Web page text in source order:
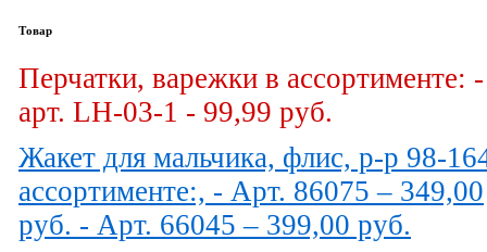
Товар
Перчатки, варежки в ассортименте: -
арт. LH-03-1 - 99,99 руб.
Жакет для мальчика, флис, р-р 98-
ассортименте:, - Арт. 86075 – 349,00
руб. - Арт. 66045 – 399,00 руб.